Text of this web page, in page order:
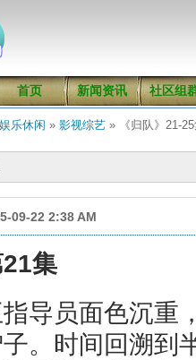
首页 新闻资讯 社区组
娱乐休闲 » 影视综艺» 《归队》21-25
09-22 2:38 AM
21集
指导员面色沉重
。时间回溯到